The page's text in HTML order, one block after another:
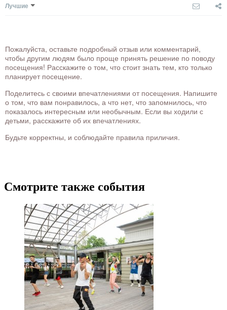
Лучшие
Пожалуйста, оставьте подробный отзыв или комментарий,
чтобы другим людям было проще принять решение по поводу
посещения! Расскажите о том, что стоит знать тем, кто только
планирует посещение.
Поделитесь с своими впечатлениями от посещения. Напишите
о том, что вам понравилось, а что нет, что запомнилось, что
показалось интересным или необычным. Если вы ходили с
детьми, расскажите об их впечатлениях.
Будьте корректны, и соблюдайте правила приличия.
Смотрите также события